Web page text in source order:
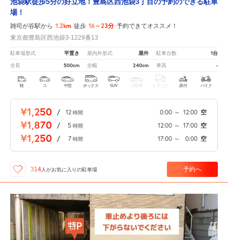
場！
雑司が谷駅から 1.2km 徒歩 16～23分 予約できてオススメ！
東京都豊島区西池袋3-1229番13
駐車場形式 平置き 屋内外形式 屋外 駐車台数 1台
全長 500cm 全幅 240cm 車高 -
軽 コ 中型 ボックス SUV 大型車 トラック 原付 バイク
¥1,250 / 12 時間 0:00 ～ 12:00 空
¥1,870 / 5 時間 12:00 ～ 17:00 空
¥1,250 / 7 時間 17:00 ～ 0:00 空
314 人がお気に入りの駐車場 予約へ